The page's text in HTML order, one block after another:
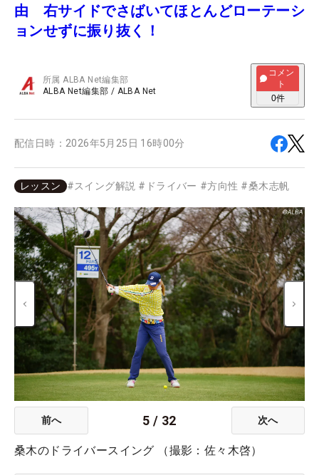
由 右サイドでさばいてほとんどローテーシ
ョンせずに振り抜く！
所属ALBA Net編集部
ALBA Net編集部 / ALBA Net
コメン
ト
0件
配信日時： 2026年5月25日 16時00分
レッスン #スイング解説 # ドライバー #方向性 #桑木志帆
前へ 5 / 32 次へ
桑木のドライバースイング （撮影：佐々木啓）